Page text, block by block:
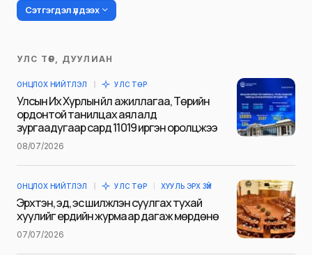
Сэтгэгдэл үлдээх
Таны имэйл хаягийг нийтлэхгүй.
тэмдэглэсэн
Name
УЛС ТӨР, ДУУЛИАН
ОНЦЛОХ НИЙТЛЭЛ УЛС ТӨР
Улсын Их Хурлын үйл ажиллагаа, Төрийн
ордонтой танилцах аялалд
зургаадугаар сард 11019 иргэн оролцжээ
08/07/2026
ОНЦЛОХ НИЙТЛЭЛ УЛС ТӨР ХУУЛЬ ЭРХ ЗҮЙ
Эрхтэн, эд, эс шилжүүлэн суулгах тухай
хуулийг ердийн журмаар дагаж мөрдөнө
07/07/2026